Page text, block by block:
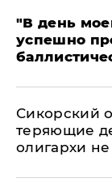
​"В день
успешно
Сикорский
теряющие
олигархи